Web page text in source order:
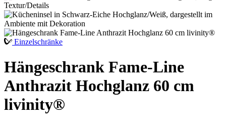
Einzelschränke
Hängeschrank Fame-Line
Anthrazit Hochglanz 60 cm
livinity®